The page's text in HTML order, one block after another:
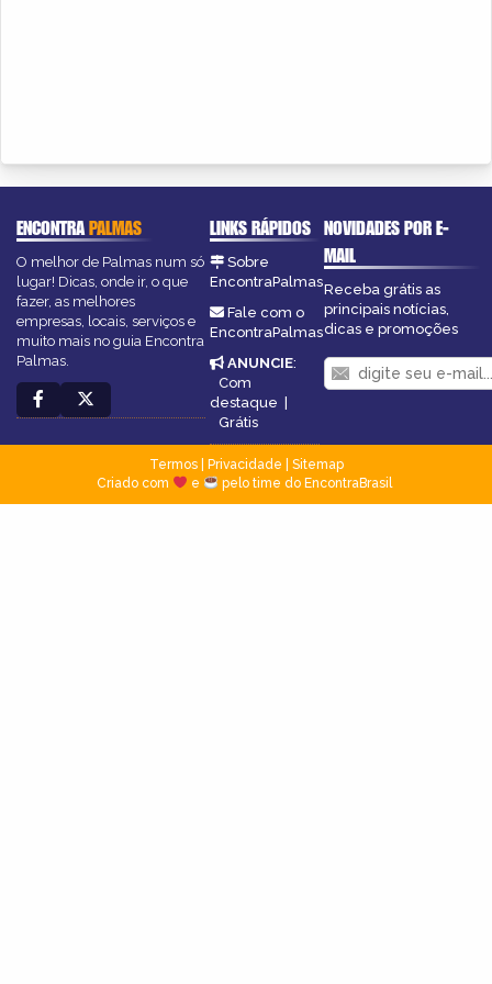
ENCONTRAPALMAS
O melhor de Palmas num só
lugar! Dicas, onde ir, o que
fazer, as melhores
empresas, locais, serviços e
muito mais no guia Encontra
Palmas.
LINKS RÁPIDOS
Sobre
EncontraPalmas
Fale com o
EncontraPalmas
ANUNCIE:
Com
destaque |
Grátis
NOVIDADES POR E-
MAIL
Receba grátis as
principais notícias,
dicas e promoções
Termos| Privacidade
Sitemap
Criado com
e pelo time do EncontraBrasil